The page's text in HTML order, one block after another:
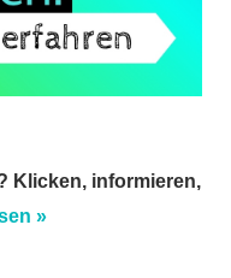
Klicken, informieren,
»